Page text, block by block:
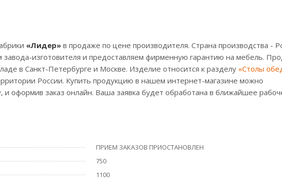
«Лидер» в продаже по цене производителя. Страна производства -
изготовителя и предоставляем фирменную гарантию на мебель.
в Санкт-Петербурге и Москве. Изделие относится к разделу «Столы
России. Купить продукцию в нашем интернет-магазине можно
и оформив заказ онлайн. Ваша заявка будет обработана в ближайшее
ПРИЕМ ЗАКАЗОВ ПРИОСТАНОВЛЕН
750
1100